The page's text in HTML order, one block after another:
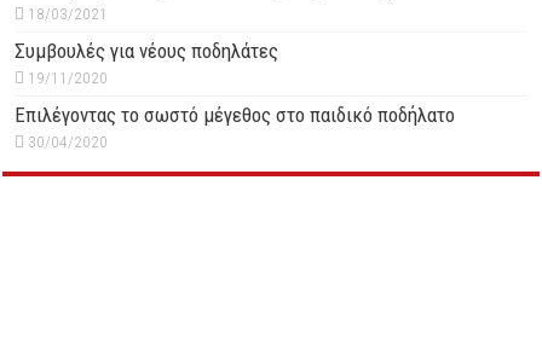
18/03/2021
Συμβουλές για νέους ποδηλάτες
19/11/2020
Επιλέγοντας το σωστό μέγεθος στο παιδικό ποδήλατο
30/04/2020